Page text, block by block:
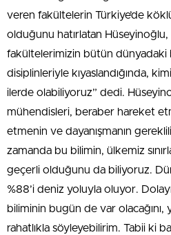
veren fakültelerin Türkiye’de
olduğunu hatırlatan Hüseyinoğlu,
fakültelerimizin bütün dünyadaki
disiplinleriyle kıyaslandığında,
ilerde olabiliyoruz” dedi.
mühendisleri, beraber hareket
etmenin ve dayanışmanın
zamanda bu bilimin, ülkemiz
geçerli olduğunu da biliyoruz.
%88’i deniz yoluyla oluyor.
biliminin bugün de var
rahatlıkla söyleyebilirim. Tabii ki